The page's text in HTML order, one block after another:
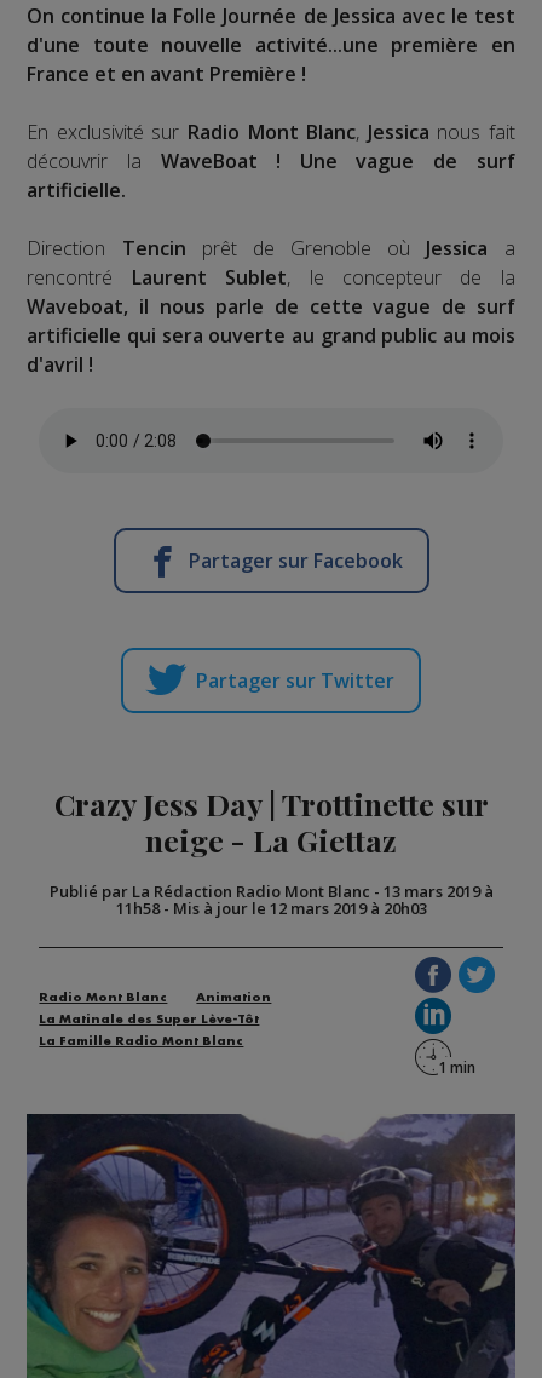
On continue la Folle Journée de Jessica avec le test
d'une toute nouvelle activité...une première en
France et en avant Première !
En exclusivité sur Radio Mont Blanc, Jessica nous fait
découvrir la WaveBoat ! Une vague de surf
artificielle.
Direction Tencin prêt de Grenoble où Jessica a
rencontré Laurent Sublet, le concepteur de la
Waveboat, il nous parle de cette vague de surf
artificielle qui sera ouverte au grand public au mois
d'avril !
Partager sur Facebook
Partager sur Twitter
Crazy Jess Day | Trottinette sur
neige - La Giettaz
Publié par La Rédaction Radio Mont Blanc - 13 mars 2019 à
11h58- Mis à jour le 12 mars 2019 à 20h03
Radio Mont Blanc
Animation
La Matinale des Super Lève-Tôt
La Famille Radio Mont Blanc